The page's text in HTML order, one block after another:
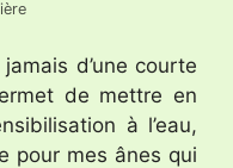
d’une courte
de mettre en
à l’eau,
pour mes ânes qui